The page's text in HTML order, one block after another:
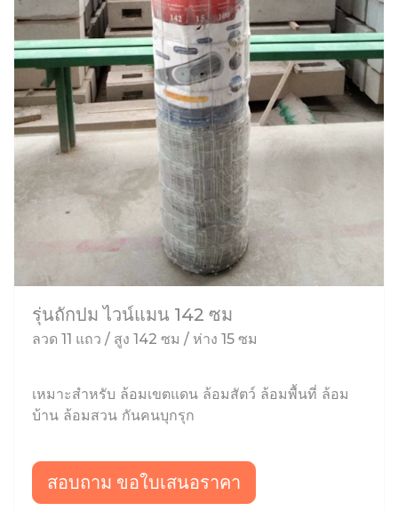
รุ่นถักปม ไวน์แมน 142 ซม
ลวด 11 แถว / สูง 142 ซม / ห่าง 15 ซม
เหมาะสำหรับ ล้อมเขตแดน ล้อมสัตว์ ล้อมพื้นที่ ล้อม
บ้าน ล้อมสวน กันคนบุกรุก
สอบถาม ขอใบเสนอราคา